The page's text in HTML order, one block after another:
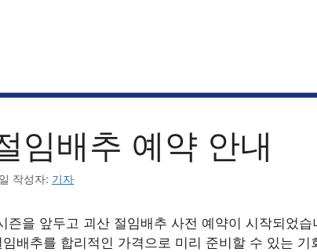
임배추 예약 안내
작성자: 기자
즌을 앞두고 괴산 절임배추 사전 예약이 시작되었습
배추를 합리적인 가격으로 미리 준비할 수 있는 기